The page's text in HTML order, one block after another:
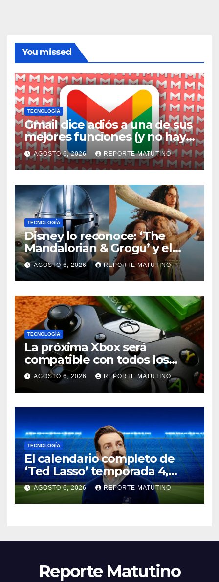
You missed
TECNOLOGÍA
Gmail dice adiós a una de sus
mejores funciones (y no hay
alternativa)
AGOSTO 6, 2026 REPORTE MATUTINO
TECNOLOGÍA
Disney lo reconoce: ‘The
Mandalorian & Grogu’ y el
remake de ‘Moana’ son un
fracaso
AGOSTO 6, 2026 REPORTE MATUTINO
TECNOLOGÍA
La próxima Xbox será
compatible con todos los
juegos de todas las Xbox
anteriores, pero no cantes
victoria
AGOSTO 6, 2026 REPORTE MATUTINO
TECNOLOGÍA
El calendario completo de
‘Ted Lasso’ temporada 4,
explicado: número de
episodios y fechas de
estreno
AGOSTO 6, 2026 REPORTE MATUTINO
Reporte Matutino